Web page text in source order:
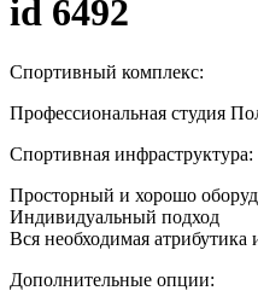
id 6492
Спортивный комплекс:
Профессиональная студия
Спортивная инфраструктура:
Просторный и хорошо
Индивидуальный подход
Вся необходимая атрибутика
Дополнительные опции: